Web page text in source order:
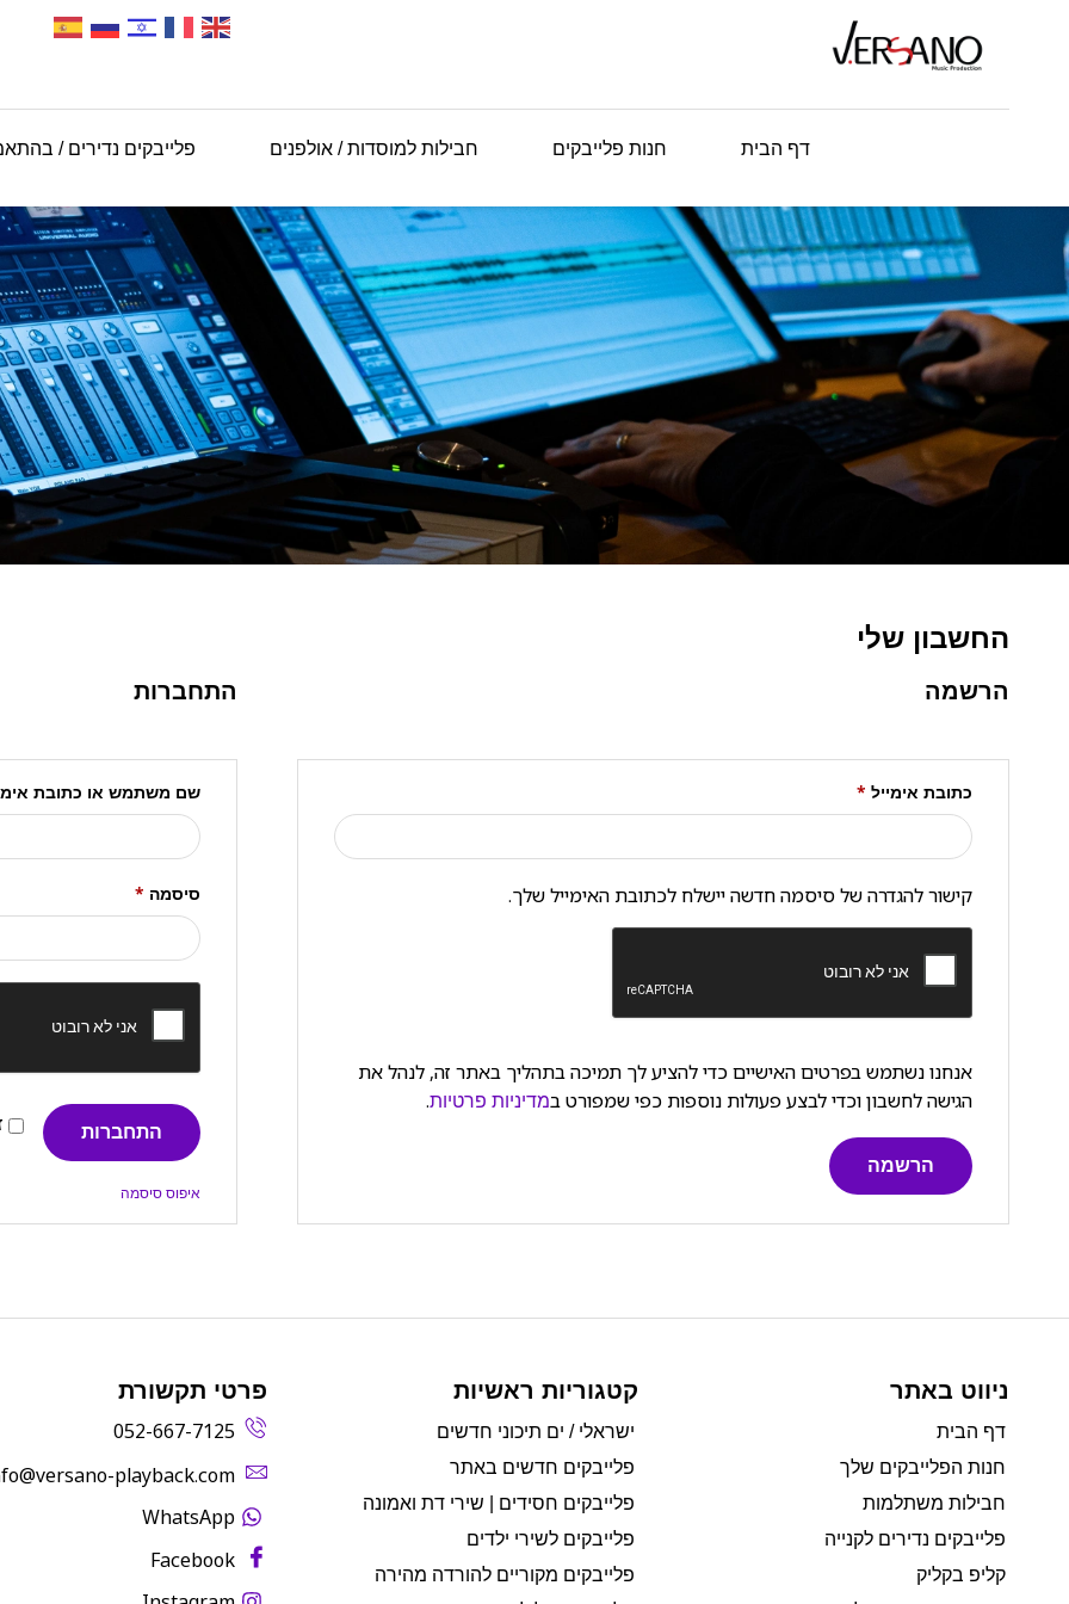
דף הבית חנות פלייבקים חבילות למוסדות / אולפנים פלייבקים נדירים /
החשבון שלי
התחברות
שם משתמש או כתובת
סיסמה *
התחברות
איפוס סיסמה
הרשמה
כתובת אימייל *
קישור להגדרה של סיסמה חדשה יישלח לכתובת האימייל שלך.
אנחנו נשתמש בפרטים האישיים כדי להציע לך תמיכה בתהליך באתר זה, לנהל את
הגישה לחשבון וכדי לבצע פעולות נוספות כפי שמפורט במדיניות פרטיות.
הרשמה
ניווט באתר
דף הבית
חנות הפלייבקים שלך
חבילות משתלמות
פלייבקים נדירים לקנייה
קליפ בקליק
קטגוריות ראשיות
ישראלי / ים תיכוני חדשים
פלייבקים חדשים באתר
פלייבקים חסידים | שירי דת ואמונה
פלייבקים לשירי ילדים
פלייבקים מקוריים להורדה מהירה
פרטי תקשורת
052-667-7125
playback.com‬
WhatsApp
Facebook